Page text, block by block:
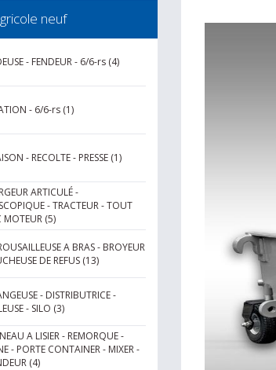
neuf
- FENDEUR - 6/6-rs (4)
- 6/6-rs (1)
- RECOLTE - PRESSE (1)
ARTICULÉ -
- TRACTEUR - TOUT
MOTEUR (5)
A BRAS - BROYEUR
DE REFUS (13)
- DISTRIBUTRICE -
- SILO (3)
A LISIER - REMORQUE -
- PORTE CONTAINER - MIXER -
(4)